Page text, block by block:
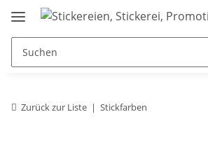
Zurück zur Liste Stickfarben